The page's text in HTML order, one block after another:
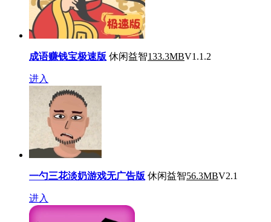
成语赚钱宝极速版 休闲益智133.3MBV1.1.2
进入
一勺三花淡奶游戏无广告版 休闲益智56.3MBV2.1
进入